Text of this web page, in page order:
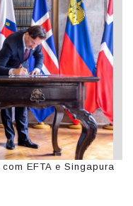
EFTA e Singapura